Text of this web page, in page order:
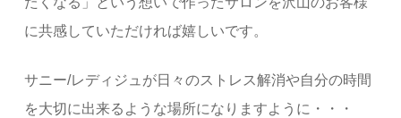
に共感していただければ嬉しいです。
サニー/レディジュが日々のストレス解消や自分の時間
を大切に出来るような場所になりますように・・・